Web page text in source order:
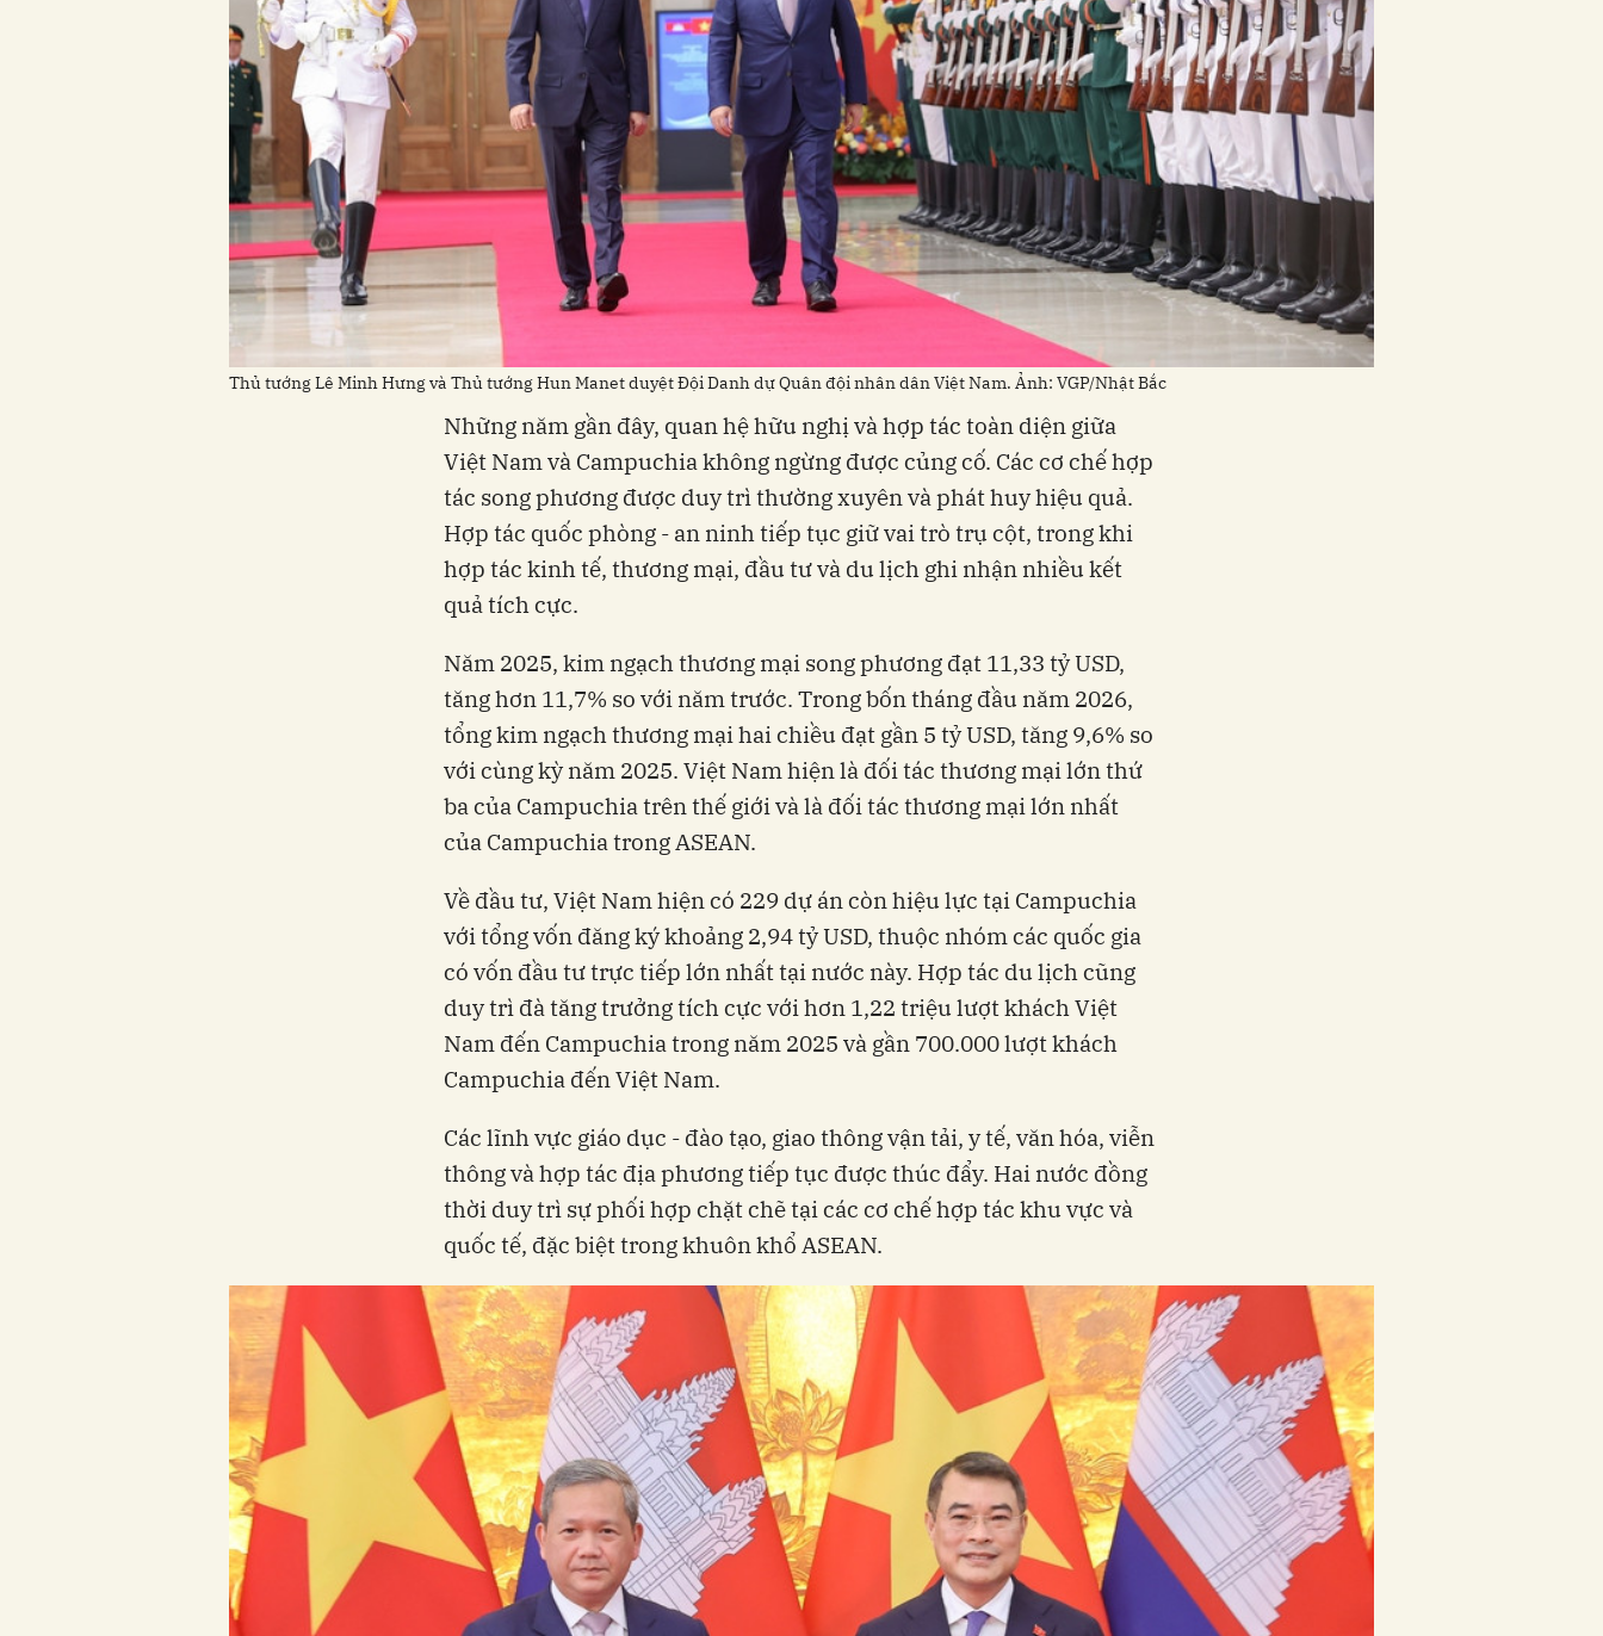
Thủ tướng Lê Minh Hưng và Thủ tướng Hun Manet duyệt Đội Danh dự Quân đội nhân dân Việt Nam. Ảnh: VGP/Nhật Bắc
Những năm gần đây, quan hệ hữu nghị và hợp tác toàn diện giữa
Việt Nam và Campuchia không ngừng được củng cố. Các cơ chế hợp
tác song phương được duy trì thường xuyên và phát huy hiệu quả.
Hợp tác quốc phòng - an ninh tiếp tục giữ vai trò trụ cột, trong khi
hợp tác kinh tế, thương mại, đầu tư và du lịch ghi nhận nhiều kết
quả tích cực.
Năm 2025, kim ngạch thương mại song phương đạt 11,33 tỷ USD,
tăng hơn 11,7% so với năm trước. Trong bốn tháng đầu năm 2026,
tổng kim ngạch thương mại hai chiều đạt gần 5 tỷ USD, tăng 9,6% so
với cùng kỳ năm 2025. Việt Nam hiện là đối tác thương mại lớn thứ
ba của Campuchia trên thế giới và là đối tác thương mại lớn nhất
của Campuchia trong ASEAN.
Về đầu tư, Việt Nam hiện có 229 dự án còn hiệu lực tại Campuchia
với tổng vốn đăng ký khoảng 2,94 tỷ USD, thuộc nhóm các quốc gia
có vốn đầu tư trực tiếp lớn nhất tại nước này. Hợp tác du lịch cũng
duy trì đà tăng trưởng tích cực với hơn 1,22 triệu lượt khách Việt
Nam đến Campuchia trong năm 2025 và gần 700.000 lượt khách
Campuchia đến Việt Nam.
Các lĩnh vực giáo dục - đào tạo, giao thông vận tải, y tế, văn hóa, viễn
thông và hợp tác địa phương tiếp tục được thúc đẩy. Hai nước đồng
thời duy trì sự phối hợp chặt chẽ tại các cơ chế hợp tác khu vực và
quốc tế, đặc biệt trong khuôn khổ ASEAN.